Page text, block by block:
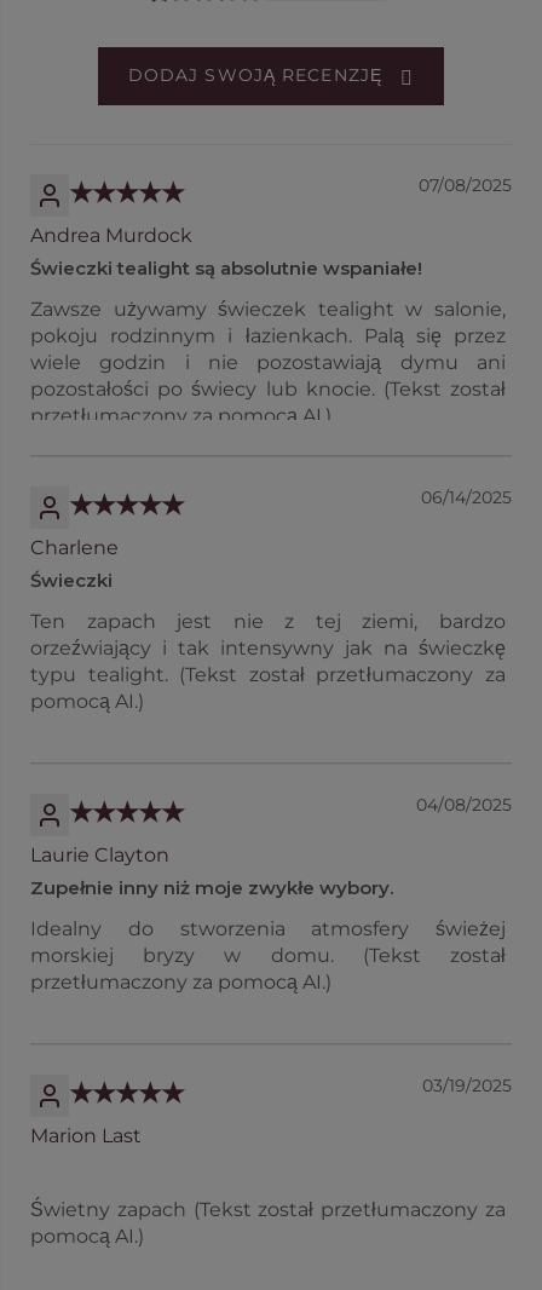
DODAJ SWOJĄ RECENZJĘ
07/08/2025
Andrea Murdock
Świeczki tealight są absolutnie wspaniałe!
Zawsze używamy świeczek tealight w salonie,
pokoju rodzinnym i łazienkach. Palą się przez
wiele godzin i nie pozostawiają dymu ani
pozostałości po świecy lub knocie. (Tekst został
przetłumaczony za pomocą AI.)
06/14/2025
Charlene
Świeczki
Ten zapach jest nie z tej ziemi, bardzo
orzeźwiający i tak intensywny jak na świeczkę
typu tealight. (Tekst został przetłumaczony za
pomocą AI.)
04/08/2025
Laurie Clayton
Zupełnie inny niż moje zwykłe wybory.
Idealny do stworzenia atmosfery świeżej
morskiej bryzy w domu. (Tekst został
przetłumaczony za pomocą AI.)
03/19/2025
Marion Last
Świetny zapach (Tekst został przetłumaczony za
pomocą AI.)